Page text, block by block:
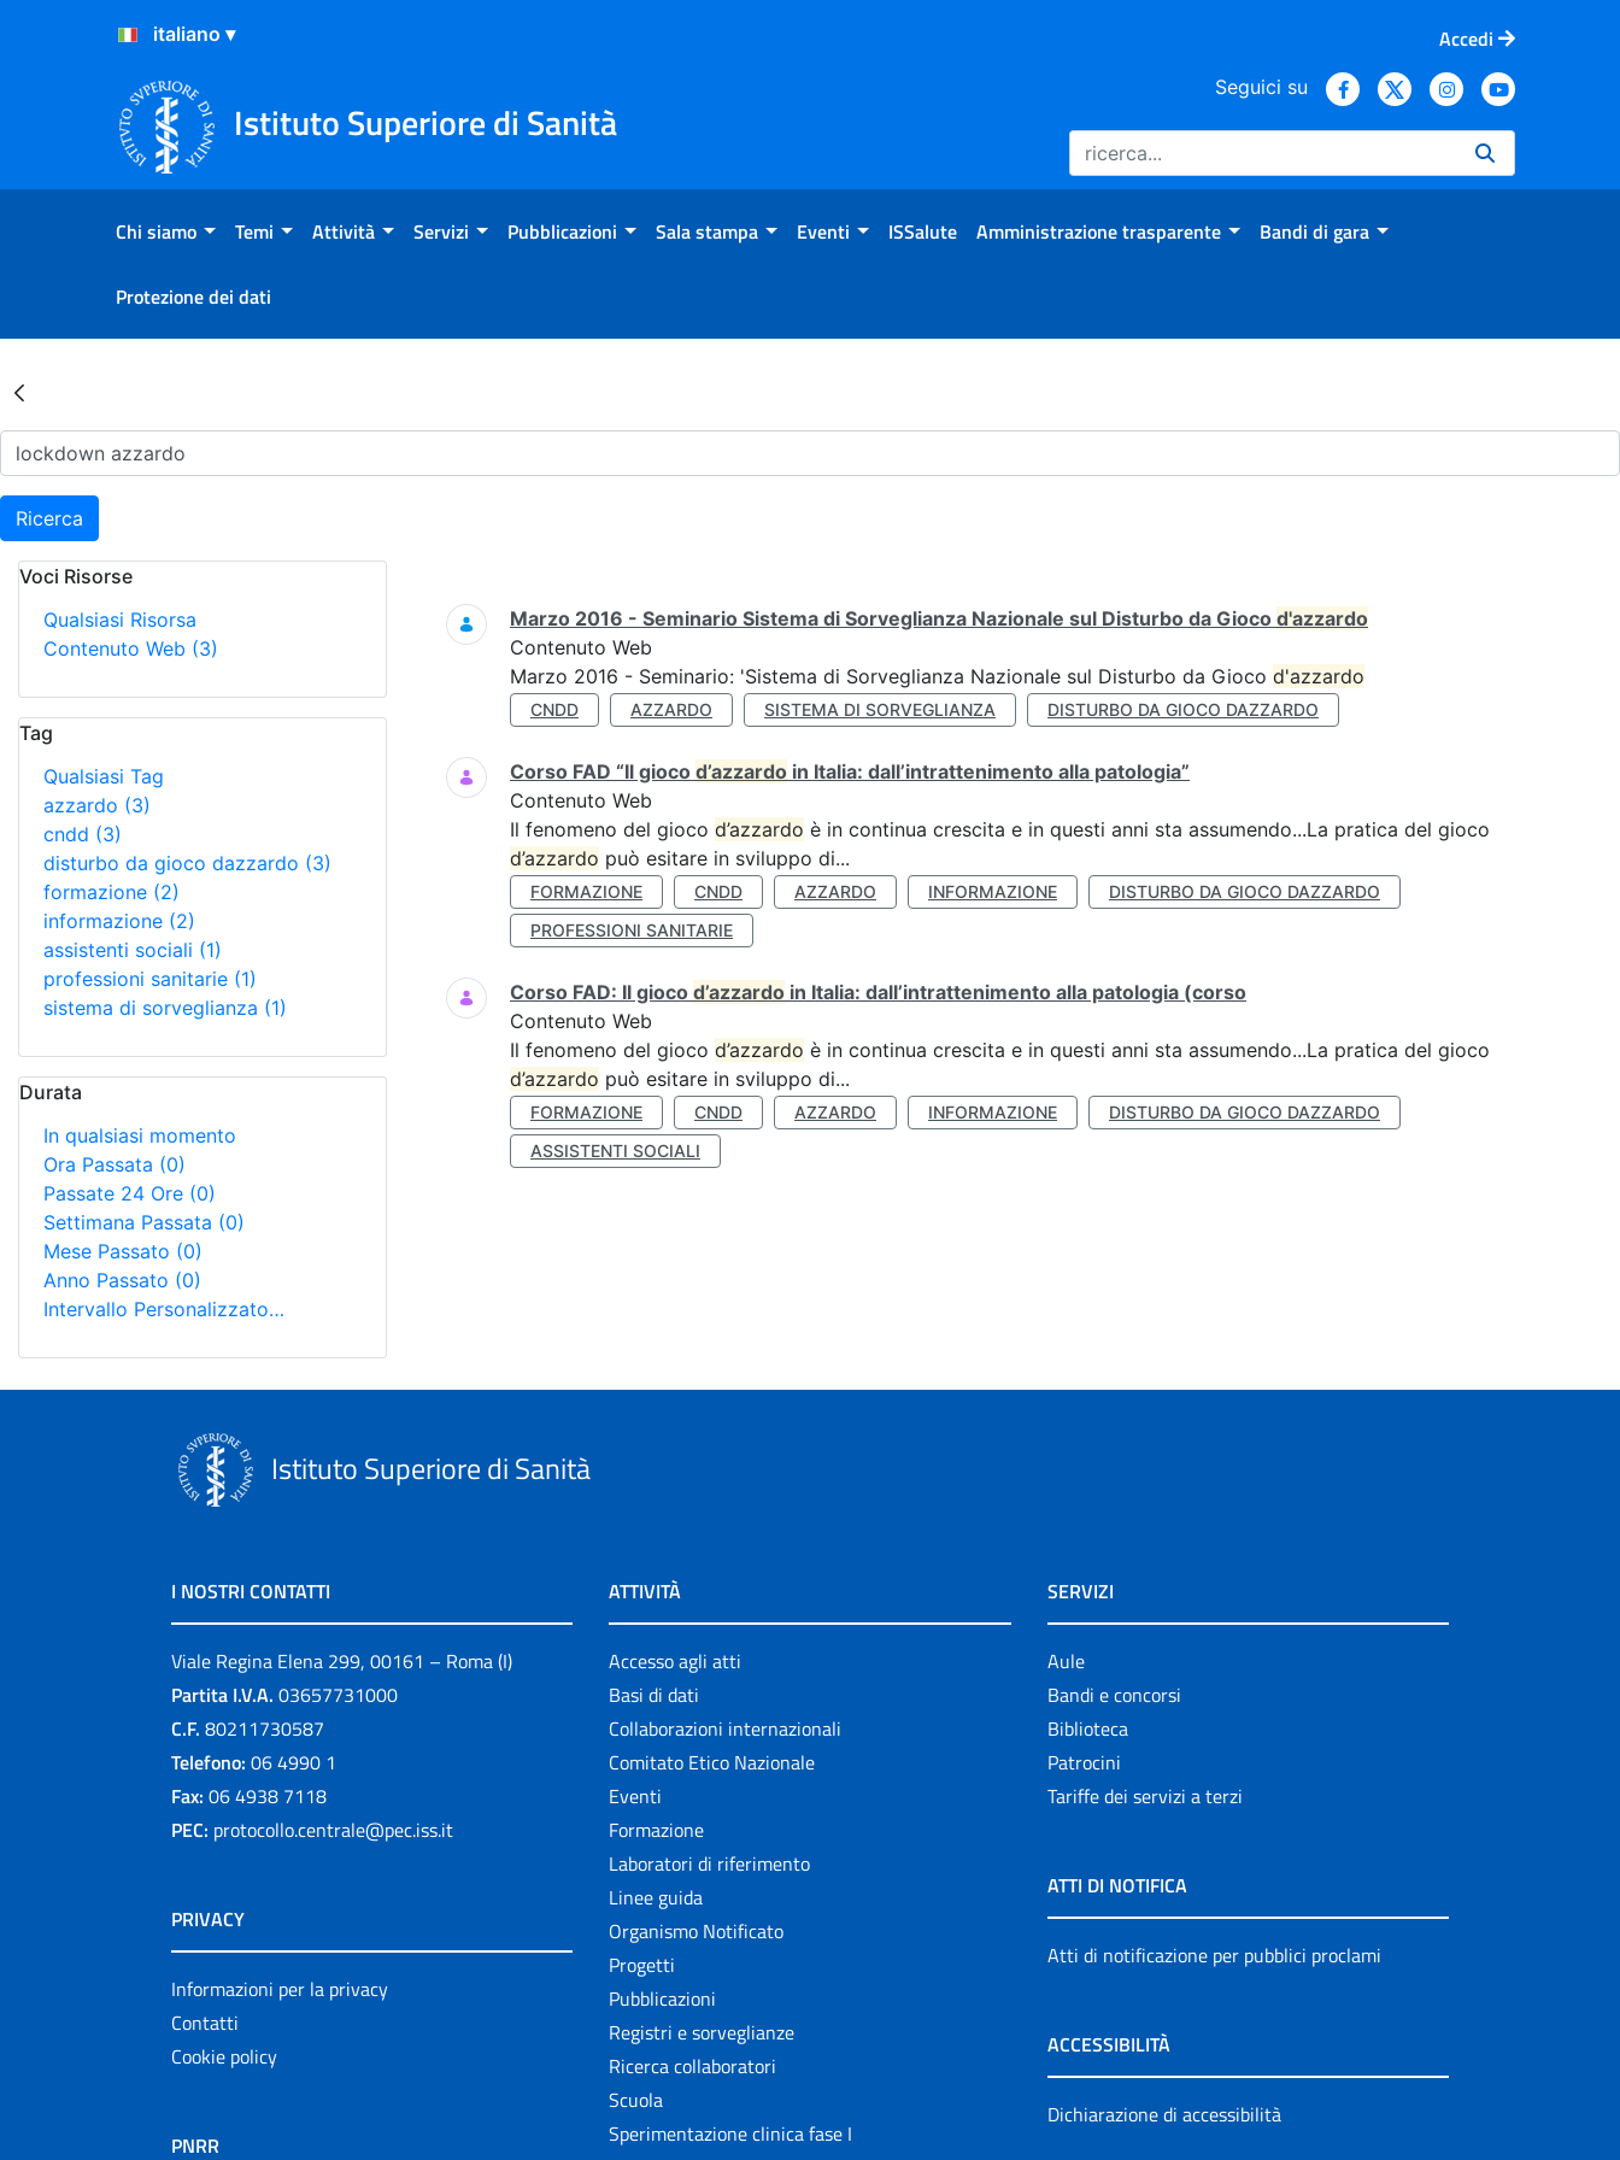
Salta al Contenuto
Salta al Footer
Accedi
Istituto Superiore di Sanità
Seguici su
Chi siamo Temi Attività Servizi Pubblicazioni Sala stampa Eventi ISSalute Amministrazione trasparente Bandi di gara
Protezione dei dati
Risultati della Ricerca - Archivio
Ricerca
Voci Risorse
Qualsiasi Risorsa
Contenuto Web (3)
Tag
Qualsiasi Tag
azzardo (3)
cndd (3)
disturbo da gioco dazzardo (3)
formazione (2)
informazione (2)
assistenti sociali (1)
professioni sanitarie (1)
sistema di sorveglianza (1)
Durata
In qualsiasi momento
Ora Passata (0)
Passate 24 Ore (0)
Settimana Passata (0)
Mese Passato (0)
Anno Passato (0)
Intervallo Personalizzato…
Ricerca
Marzo 2016 - Seminario Sistema di Sorveglianza Nazionale sul Disturbo da Gioco d'azzardo
Contenuto Web
Marzo 2016 - Seminario: 'Sistema di Sorveglianza Nazionale sul Disturbo da Gioco d'azzardo
CNDD AZZARDO SISTEMA DI SORVEGLIANZA DISTURBO DA GIOCO DAZZARDO
Corso FAD “Il gioco d’azzardo in Italia: dall’intrattenimento alla patologia”
Contenuto Web
Il fenomeno del gioco d’azzardo è in continua crescita e in questi anni sta assumendo...La pratica del gioco
d’azzardo può esitare in sviluppo di...
FORMAZIONE CNDD AZZARDO INFORMAZIONE
DISTURBO DA GIOCO DAZZARDO
PROFESSIONI SANITARIE
Corso FAD: Il gioco d’azzardo in Italia: dall’intrattenimento alla patologia (corso
Contenuto Web
Il fenomeno del gioco d’azzardo è in continua crescita e in questi anni sta assumendo...La pratica del gioco
d’azzardo può esitare in sviluppo di...
FORMAZIONE CNDD AZZARDO INFORMAZIONE
DISTURBO DA GIOCO DAZZARDO
ASSISTENTI SOCIALI
Istituto Superiore di Sanità
I NOSTRI CONTATTI
Viale Regina Elena 299, 00161 – Roma (I)
Partita I.V.A. 03657731000
C.F. 80211730587
Telefono: 06 4990 1
Fax: 06 4938 7118
PEC: protocollo.centrale@pec.iss.it
PRIVACY
Informazioni per la privacy
Contatti
Cookie policy
PNRR
ATTIVITÀ
Accesso agli atti
Basi di dati
Collaborazioni internazionali
Comitato Etico Nazionale
Eventi
Formazione
Laboratori di riferimento
Linee guida
Organismo Notificato
Progetti
Pubblicazioni
Registri e sorveglianze
Ricerca collaboratori
Scuola
Sperimentazione clinica fase I
SERVIZI
Aule
Bandi e concorsi
Biblioteca
Patrocini
Tariffe dei servizi a terzi
ATTI DI NOTIFICA
Atti di notificazione per pubblici proclami
ACCESSIBILITÀ
Dichiarazione di accessibilità